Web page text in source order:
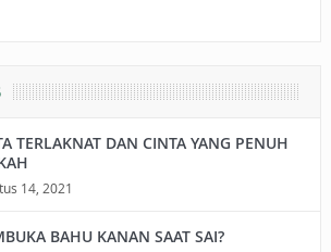
TERLAKNAT DAN CINTA YANG PENUH
14, 2021
BAHU KANAN SAAT SAI?